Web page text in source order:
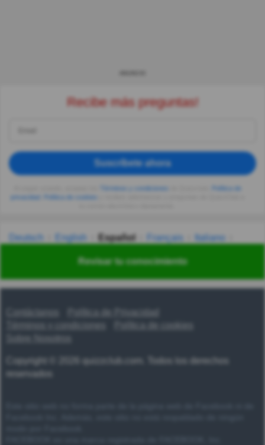
Revisar tu conocimiento
Recibe más preguntas!
Suscríbete ahora
Deutsch English Español Français
Italiano
Українська हिन्दी 한국어 汉语
Contáctanos
Política de Privacidad
Términos y condiciones
Copyright © 2026 quizzclub.com. Todos los derechos
reservados